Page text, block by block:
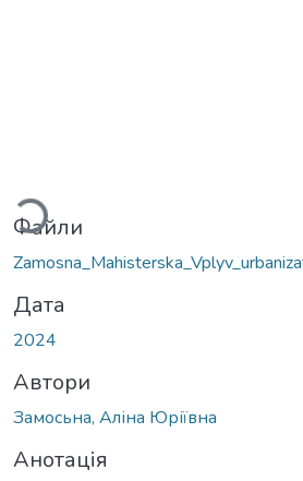
Файли
Дата
2024
Автори
Замосьна, Аліна Юріївна
Анотація